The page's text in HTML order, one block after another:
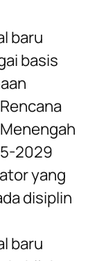
baru
basis
2029
yang
disiplin
baru